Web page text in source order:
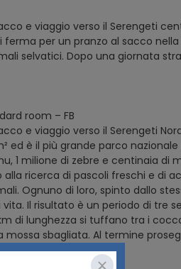
e viaggio verso il Serengeti
ferma per un pranzo al sacco
selvatici. Dopo una giornata
room – FB
e viaggio verso il Serengeti
ed è il più grande parco
1 milione di zebre e centinaia di
ricerca di pascoli freschi e di
Ognuno di loro, spinto dallo
Il risultato è un periodo di tre
di lunghezza si tuffano tra i
sbagliata. Al termine